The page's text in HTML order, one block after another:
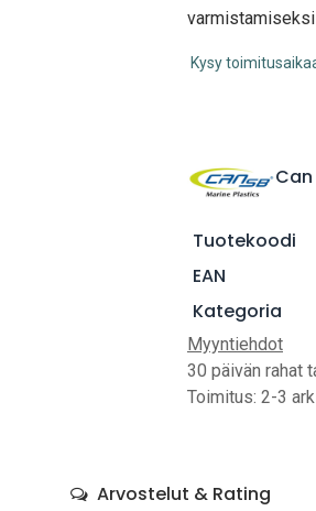
Kysy
Can
Tuotekoodi
EAN
Kategoria
Myyntiehdot
30 päivän rahat
Toimitus: 2-3
Arvostelut & Rating